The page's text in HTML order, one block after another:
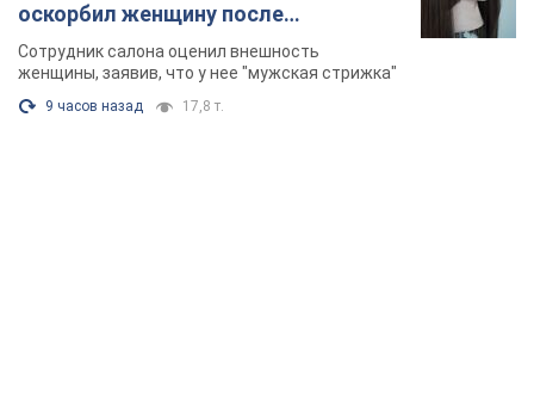
оскорбил женщину после
химиотерапии, разгорелся скандал.
Фото
Сотрудник салона оценил внешность
женщины, заявив, что у нее "мужская стрижка"
9 часов назад 17,8 т.